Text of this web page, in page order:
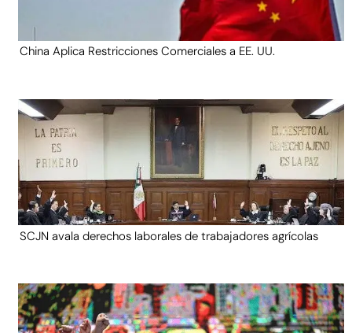
China Aplica Restricciones Comerciales a EE. UU.
SCJN avala derechos laborales de trabajadores agrícolas